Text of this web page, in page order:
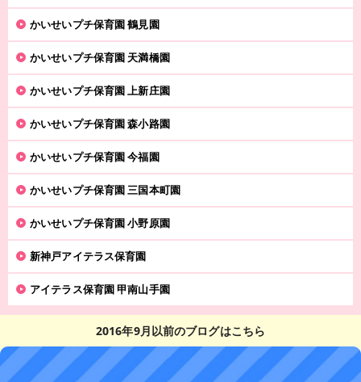
かいせいプチ保育園 鶴見園
かいせいプチ保育園 天満橋園
かいせいプチ保育園 上新庄園
かいせいプチ保育園 森小路園
かいせいプチ保育園 今福園
かいせいプチ保育園 三国本町園
かいせいプチ保育園 小野原園
新神戸アイテラス保育園
アイテラス保育園 甲南山手園
2016年9月以前のブログはこちら